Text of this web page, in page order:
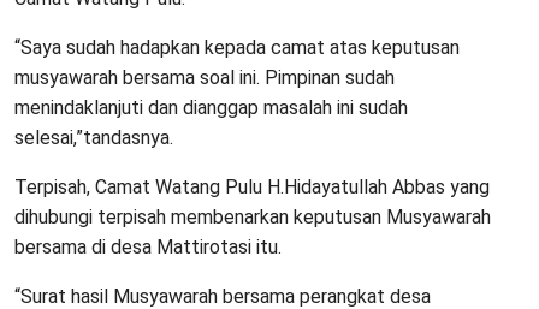
“Saya sudah hadapkan kepada camat atas keputusan
musyawarah bersama soal ini. Pimpinan sudah
menindaklanjuti dan dianggap masalah ini sudah
selesai,”tandasnya.
Terpisah, Camat Watang Pulu H.Hidayatullah Abbas yang
dihubungi terpisah membenarkan keputusan Musyawarah
bersama di desa Mattirotasi itu.
“Surat hasil Musyawarah bersama perangkat desa